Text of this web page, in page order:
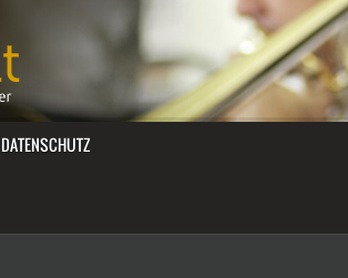
DATENSCHUTZ